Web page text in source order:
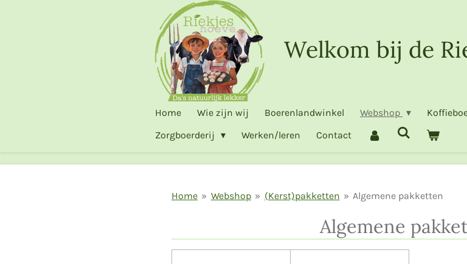
Welkom bij de
Home Wie zijn wij Boerenlandwinkel Webshop
Zorgboerderij
Werken/leren Contact
Home » Webshop » (Kerst)pakketten » Algemene pakketten
Algemene